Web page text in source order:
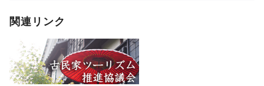
関連リンク